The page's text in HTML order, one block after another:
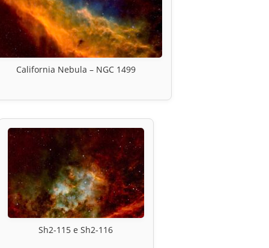
California Nebula – NGC 1499
Sh2-115 e Sh2-116